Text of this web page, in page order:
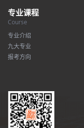
专业课程
Course
专业介绍
九大专业
报考方向